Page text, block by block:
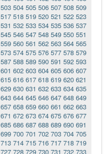
503 504 505 506 507 508 509
517 518 519 520 521 522 523
531 532 533 534 535 536 537
545 546 547 548 549 550 551
559 560 561 562 563 564 565
573 574 575 576 577 578 579
587 588 589 590 591 592 593
601 602 603 604 605 606 607
615 616 617 618 619 620 621
629 630 631 632 633 634 635
643 644 645 646 647 648 649
657 658 659 660 661 662 663
671 672 673 674 675 676 677
685 686 687 688 689 690 691
699 700 701 702 703 704 705
713 714 715 716 717 718 719
727 728 729 730 731 732 733